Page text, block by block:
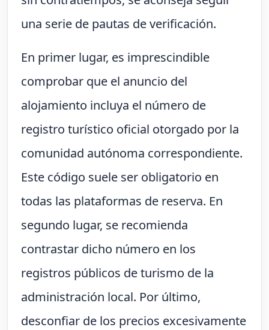
una serie de pautas de verificación.
En primer lugar, es imprescindible
comprobar que el anuncio del
alojamiento incluya el número de
registro turístico oficial otorgado por la
comunidad autónoma correspondiente.
Este código suele ser obligatorio en
todas las plataformas de reserva. En
segundo lugar, se recomienda
contrastar dicho número en los
registros públicos de turismo de la
administración local. Por último,
desconfiar de los precios excesivamente